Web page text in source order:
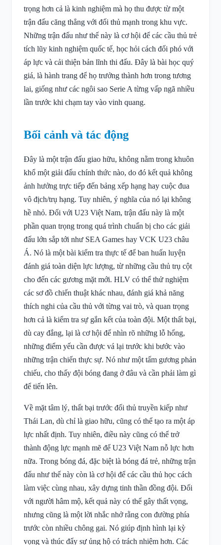
trọng hơn cả là kinh nghiệm mà họ thu được từ một
trận đấu căng thẳng với đối thủ mạnh trong khu vực.
Những trận đấu như thế này là cơ hội để các cầu thủ trẻ
tích lũy kinh nghiệm quốc tế, học hỏi cách đối phó với
áp lực và cải thiện bản lĩnh thi đấu. Đây là bài học quý
giá, là hành trang để họ trưởng thành hơn trong tương
lai, giống như các ngôi sao Serie A từng vấp ngã nhiều
lần trước khi chạm tay vào vinh quang.
Bối cảnh và tác động
Đây là một trận đấu giao hữu, không nằm trong khuôn
khổ một giải đấu chính thức nào, do đó kết quả không
ảnh hưởng trực tiếp đến bảng xếp hạng hay cuộc đua
vô địch/trụ hạng. Tuy nhiên, ý nghĩa của nó lại không
hề nhỏ. Đối với U23 Việt Nam, trận đấu này là một
phần quan trọng trong quá trình chuẩn bị cho các giải
đấu lớn sắp tới như SEA Games hay VCK U23 châu
Á. Nó là một bài kiểm tra thực tế để ban huấn luyện
đánh giá toàn diện lực lượng, từ những cầu thủ trụ cột
cho đến các gương mặt mới. HLV có thể thử nghiệm
các sơ đồ chiến thuật khác nhau, đánh giá khả năng
thích nghi của cầu thủ với từng vai trò, và quan trọng
hơn cả là kiểm tra sự gắn kết của toàn đội. Một thất bại,
dù cay đắng, lại là cơ hội để nhìn rõ những lỗ hổng,
những điểm yếu cần được vá lại trước khi bước vào
những trận chiến thực sự. Nó như một tấm gương phản
chiếu, cho thấy đội bóng đang ở đâu và cần phải làm gì
để tiến lên.
Về mặt tâm lý, thất bại trước đối thủ truyền kiếp như
Thái Lan, dù chỉ là giao hữu, cũng có thể tạo ra một áp
lực nhất định. Tuy nhiên, điều này cũng có thể trở
thành động lực mạnh mẽ để U23 Việt Nam nỗ lực hơn
nữa. Trong bóng đá, đặc biệt là bóng đá trẻ, những trận
đấu như thế này còn là cơ hội để các cầu thủ học cách
làm việc cùng nhau, xây dựng tinh thần đồng đội. Đối
với người hâm mộ, kết quả này có thể gây thất vọng,
nhưng cũng là một lời nhắc nhở rằng con đường phía
trước còn nhiều chông gai. Nó giúp định hình lại kỳ
vọng và thúc đẩy sự ủng hộ có trách nhiệm hơn. Các